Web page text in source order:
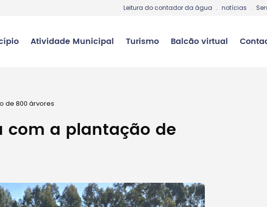
Leitura do contador da água . notícias .
Atividade Municipal Turismo Balcão virtual
de 800 árvores
com a plantação de